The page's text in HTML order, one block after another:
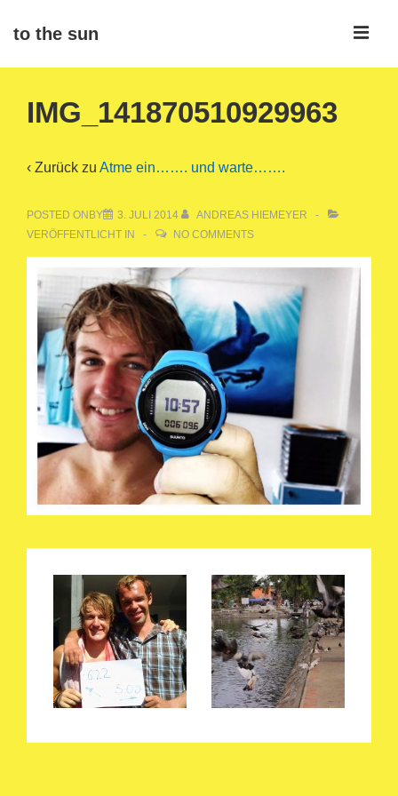
Zumto the sun
Navigation
IMG_141870510929963
‹ Zurück zu Atme ein……. und warte…….
POSTED ONBY 3. JULI 2014
ANDREAS HIEMEYER
VERÖFFENTLICHT IN
NO COMMENTS